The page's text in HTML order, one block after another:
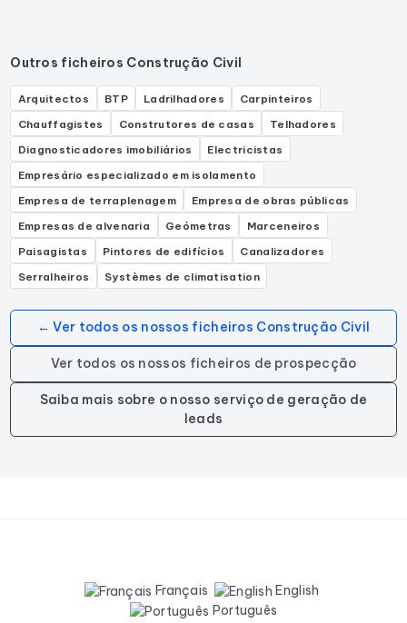
Outros ficheiros Construção Civil
Arquitectos BTP Ladrilhadores
Carpinteiros
Chauffagistes
Construtores de casas
Telhadores
Diagnosticadores imobiliários
Electricistas
Empresário especializado em isolamento
Empresa de terraplenagem
Empresa de obras públicas
Empresas de alvenaria
Geómetras
Marceneiros
Paisagistas
Pintores de edifícios
Canalizadores
Serralheiros
Systèmes de climatisation
← Ver todos os nossos ficheiros Construção Civil
Ver todos os nossos ficheiros de prospecção
Saiba mais sobre o nosso serviço de geração de
leads
Français
English
Português